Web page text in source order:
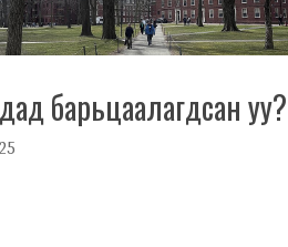
барьцаалагдсан уу?